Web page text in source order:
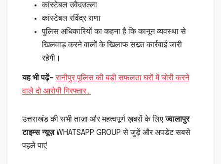
कांस्टेबल उवैदउल्ला
कांस्टेबल रविंद्र राणा
पुलिस अधिकारियों का कहना है कि कानून व्यवस्था से
खिलवाड़ करने वालों के खिलाफ सख्त कार्रवाई जारी
रहेगी।
यह भी पढ़ें– रानीपुर पुलिस की बड़ी सफलता घरों में चोरी करने
वाले दो आरोपी गिरफ्तार…
उत्तराखंड की सभी ताज़ा और महत्वपूर्ण ख़बरों के लिएज्वालापुर
टाइम्स न्यूज़WHATSAPP GROUP से जुड़ें और अपडेट सबसे
पहले पाएं